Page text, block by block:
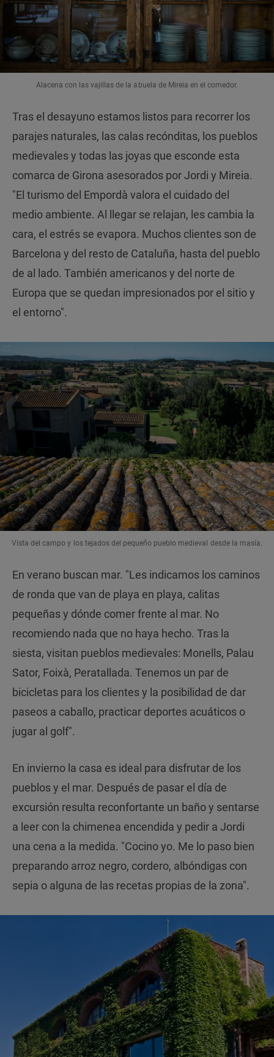
Alacena con las vajillas de la abuela de Mireia en el comedor.
Tras el desayuno estamos listos para recorrer los
parajes naturales, las calas recónditas, los pueblos
medievales y todas las joyas que esconde esta
comarca de Girona asesorados por Jordi y Mireia.
"El turismo del Empordà valora el cuidado del
medio ambiente. Al llegar se relajan, les cambia la
cara, el estrés se evapora. Muchos clientes son de
Barcelona y del resto de Cataluña, hasta del pueblo
de al lado. También americanos y del norte de
Europa que se quedan impresionados por el sitio y
el entorno".
Vista del campo y los tejados del pequeño pueblo medieval desde la masía.
En verano buscan mar. "Les indicamos los caminos
de ronda que van de playa en playa, calitas
pequeñas y dónde comer frente al mar. No
recomiendo nada que no haya hecho. Tras la
siesta, visitan pueblos medievales: Monells, Palau
Sator, Foixà, Peratallada. Tenemos un par de
bicicletas para los clientes y la posibilidad de dar
paseos a caballo, practicar deportes acuáticos o
jugar al golf".
En invierno la casa es ideal para disfrutar de los
pueblos y el mar. Después de pasar el día de
excursión resulta reconfortante un baño y sentarse
a leer con la chimenea encendida y pedir a Jordi
una cena a la medida. "Cocino yo. Me lo paso bien
preparando arroz negro, cordero, albóndigas con
sepia o alguna de las recetas propias de la zona".